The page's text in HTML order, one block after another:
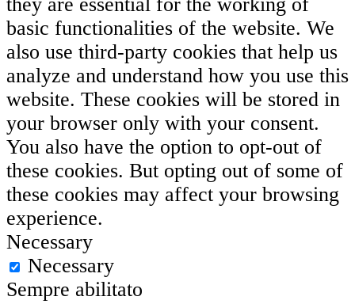
basic functionalities of the website. We
also use third-party cookies that help us
analyze and understand how you use this
website. These cookies will be stored in
your browser only with your consent.
You also have the option to opt-out of
these cookies. But opting out of some of
these cookies may affect your browsing
experience.
Necessary
Necessary
Sempre abilitato